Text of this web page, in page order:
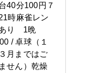
40分100円７
時麻雀レン
り 1晩
/ 卓球（１
月まではご
せん）乾燥